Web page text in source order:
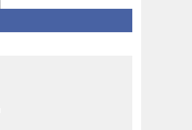
স্বাধীনতা দিবস উপলক্ষে